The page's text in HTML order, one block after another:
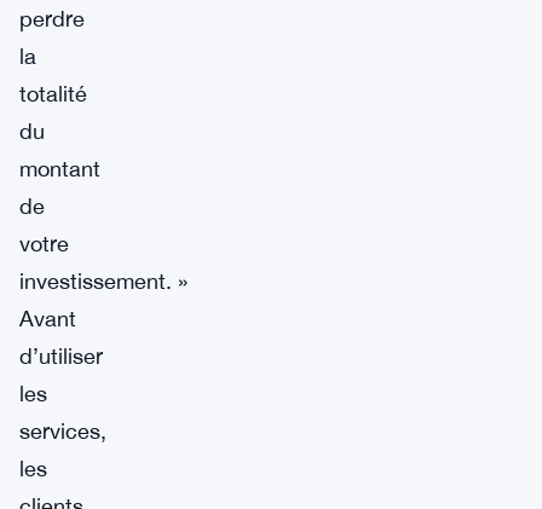
perdre
la
totalité
du
montant
de
votre
investissement. »
Avant
d’utiliser
les
services,
les